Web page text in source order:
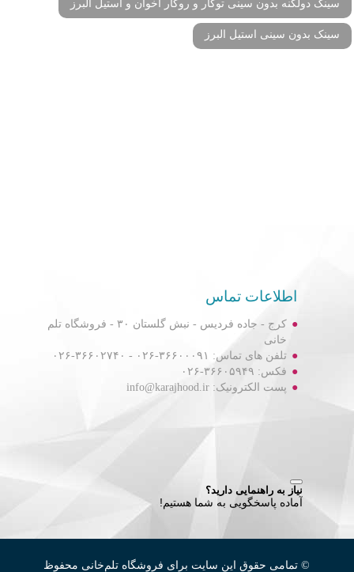
سینک دولگنه بدون سینی توکار و روکار اخوان و استیل البرز
سینک بدون سینی استیل البرز
اطلاعات تماس
کرج - جاده فردیس - نبش گلستان ۳۰ - فروشگاه تلم
خانی
تلفن های تماس: ۳۶۶۰۰۰۹۱-۰۲۶ - ۳۶۶۰۲۷۴۰-۰۲۶
فکس: ۳۶۶۰۵۹۴۹-۰۲۶
پست الکترونیک: info@karajhood.ir
© تمامی حقوق این سایت برای فروشگاه تلم‌خانی محفوظ